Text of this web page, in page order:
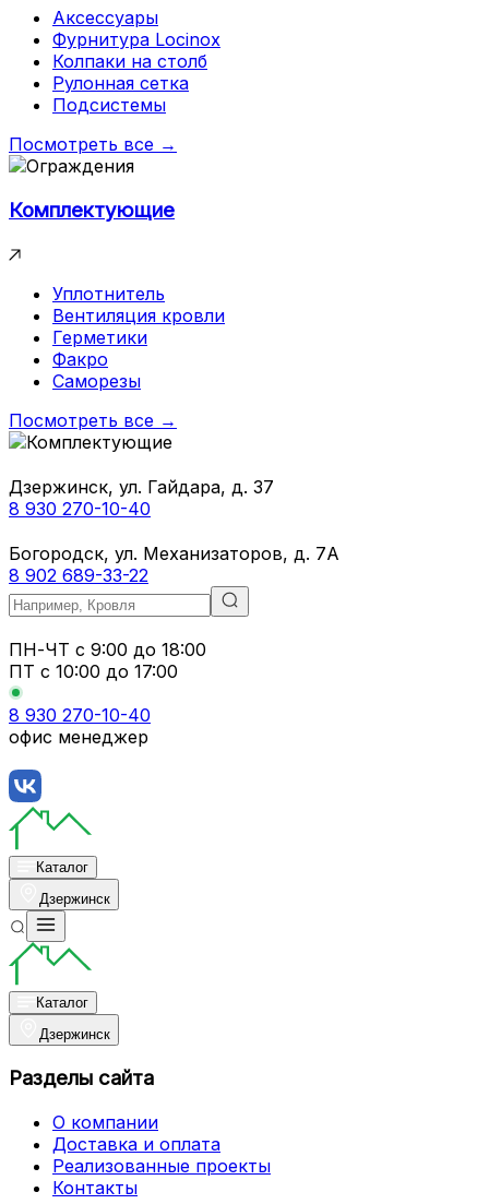
Аксессуары
Фурнитура Locinox
Колпаки на столб
Рулонная сетка
Подсистемы
Посмотреть все →
Комплектующие
Уплотнитель
Вентиляция кровли
Герметики
Факро
Саморезы
Посмотреть все →
Дзержинск, ул. Гайдара, д. 37
8 930 270-10-40
Богородск, ул. Механизаторов, д. 7А
8 902 689-33-22
ПН-ЧТ с 9:00 до 18:00
ПТ с 10:00 до 17:00
8 930 270-10-40
офис менеджер
Каталог
Дзержинск
Каталог
Дзержинск
Разделы сайта
О компании
Доставка и оплата
Реализованные проекты
Контакты